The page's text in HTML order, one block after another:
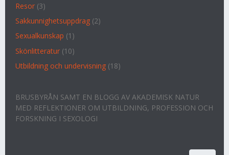
Resor (3)
Sakkunnighetsuppdrag (2)
Sexualkunskap (1)
Skönlitteratur (10)
Utbildning och undervisning (18)
BRUSBYRÅN SAMT EN BLOGG AV AKADEMISK NATUR
MED REFLEKTIONER OM UTBILDNING, PROFESSION OCH
FORSKNING I SEXOLOGI